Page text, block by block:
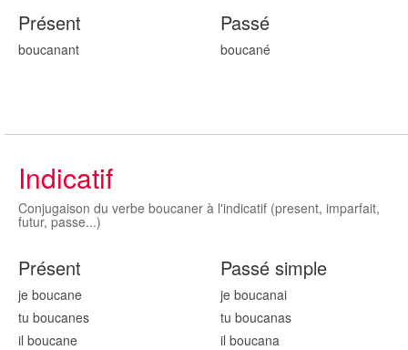
Présent
boucanant
Passé
boucané
Indicatif
Conjugaison du verbe boucaner à l'indicatif (present, imparfait,
futur, passe...)
Présent
je boucane
tu boucanes
il boucane
Passé simple
je boucanai
tu boucanas
il boucana